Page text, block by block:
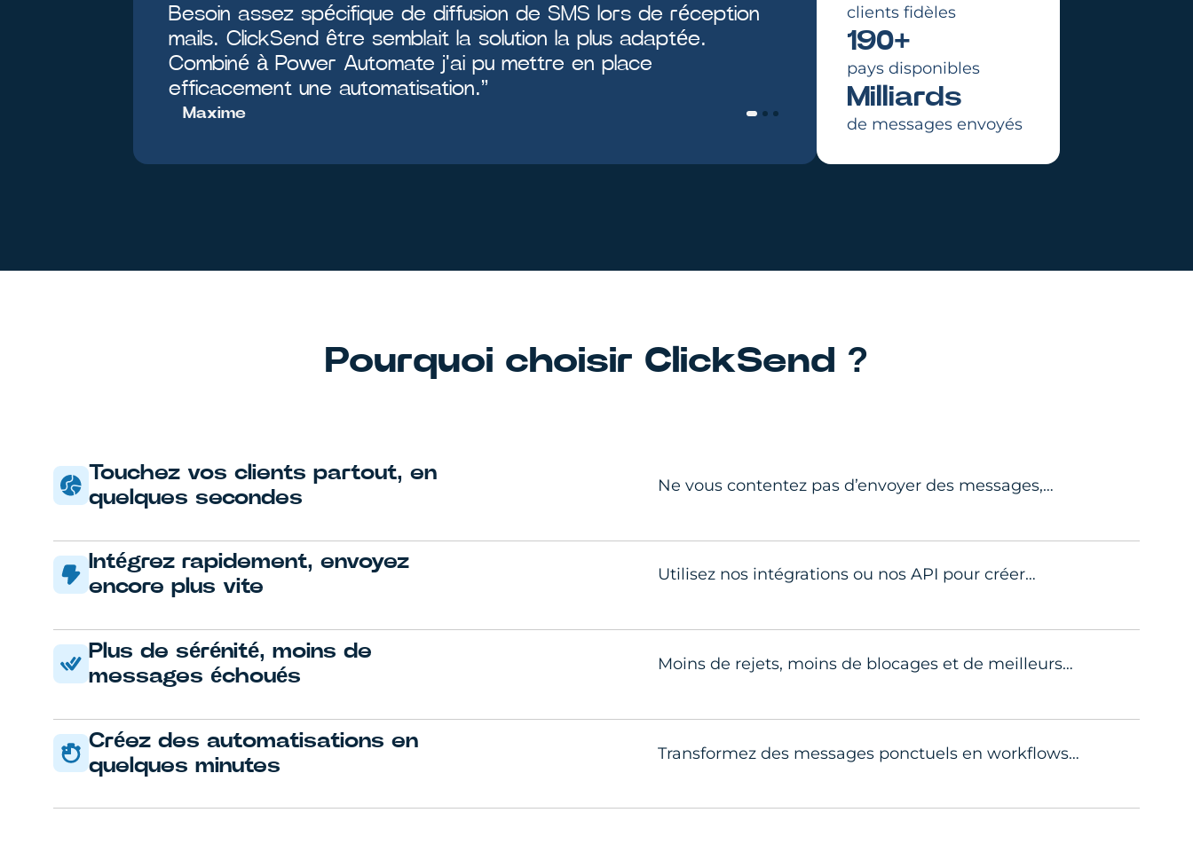
clients fidèles
190+
pays disponibles
Milliards
de messages envoyés
Besoin assez spécifique de diffusion de SMS lors de réception
mails. ClickSend être semblait la solution la plus adaptée.
Combiné à Power Automate j'ai pu mettre en place
efficacement une automatisation.”
Maxime
Logiciel très facile à prendre en main et à
automatiser au niveau des workflows pour
entreprise. L’outil est intuitif, efficace et
réel gain de temps au quotidien.”
Quentin
Pourquoi choisir ClickSend ?
Touchez vos clients partout, en
quelques secondes
Ne vous contentez pas d’envoyer des messages,…
Intégrez rapidement, envoyez
encore plus vite
Utilisez nos intégrations ou nos API pour créer…
Plus de sérénité, moins de
messages échoués
Moins de rejets, moins de blocages et de meilleurs…
Créez des automatisations en
quelques minutes
Transformez des messages ponctuels en workflows…